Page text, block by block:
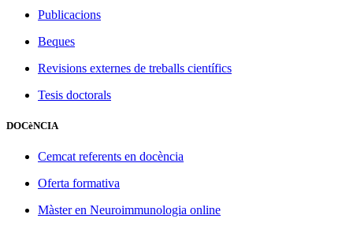
Publicacions
Beques
Revisions externes de treballs científics
Tesis doctorals
DOCèNCIA
Cemcat referents en docència
Oferta formativa
Màster en Neuroimmunologia online